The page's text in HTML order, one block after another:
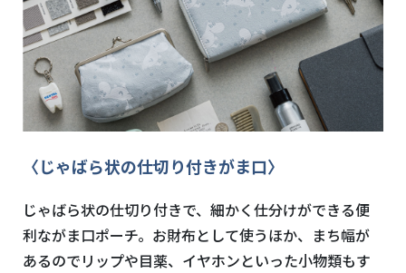
〈じゃばら状の仕切り付きがま口〉
じゃばら状の仕切り付きで、細かく仕分けができる便
利ながま口ポーチ。お財布として使うほか、まち幅が
あるのでリップや目薬、イヤホンといった小物類もす